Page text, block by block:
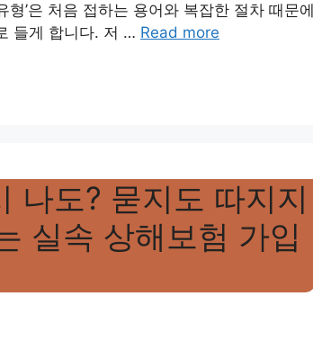
’은 처음 접하는 용어와 복잡한 절차 때문에
들게 합니다. 저 … Read more
나도? 묻지도 따지지
실속 상해보험 가입